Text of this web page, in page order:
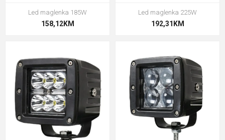
Led maglenka 185W
158,12KM
Led maglenka 225W
192,31KM